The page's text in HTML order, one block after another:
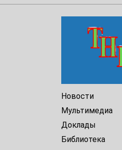
Новости
Мультимедиа
Доклады
Библиотека